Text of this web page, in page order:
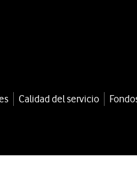
Calidad del servicio